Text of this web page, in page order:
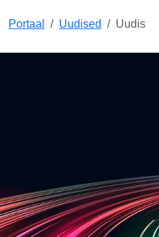
Portaal Uudised Uudis